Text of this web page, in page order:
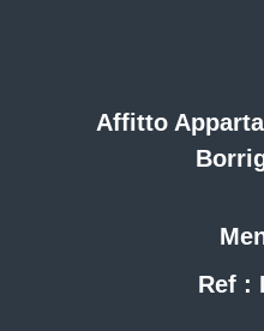
Affitto
Ref :